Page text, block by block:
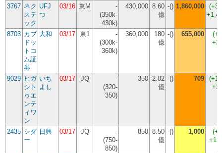
3767 ネク
ステ
ック
UFJ
つ
03/16 東M
-
(350k-
430k)
430,000 8.60
億
-() 1,860,000 (
8703 カブ
ドッ
トコ
ム証
券
大和 03/17 東1
-
(300k-
360k)
360,000
180
億
-() 655,000 (
9029 ヒガ
シト
ゥエ
ンテ
ィワ
ン
いち
よし
03/17 JQ
-
(320-
350)
350 2.82
億
-() 709 (
2435 シダ
ー
日興 03/17 JQ
-
(750-
850)
850 8.50
億
-() 1,000 (